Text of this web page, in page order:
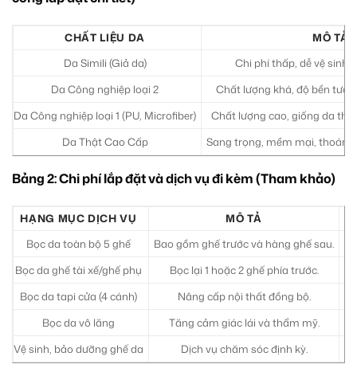
CHẤT LIỆU DA
MÔ TẢ
Da Simili (Giả da)
Chi phí thấp, dễ vệ sinh,
Da Công nghiệp loại 2
Chất lượng khá, độ bền
Da Công nghiệp loại 1 (PU, Microfiber)
Chất lượng cao, giống da
Da Thật Cao Cấp
Sang trọng, mềm mại, thoáng
Bảng 2: Chi phí lắp đặt và dịch vụ đi kèm (Tham khảo)
HẠNG MỤC DỊCH VỤ MÔ TẢ
Bọc da toàn bộ 5 ghế
Bao gồm ghế trước và hàng ghế sau.
Bọc da ghế tài xế/ghế phụ
Bọc lại 1 hoặc 2 ghế phía trước.
Bọc da tapi cửa (4 cánh)
Nâng cấp nội thất đồng bộ.
Bọc da vô lăng
Tăng cảm giác lái và thẩm mỹ.
Vệ sinh, bảo dưỡng ghế da
Dịch vụ chăm sóc định kỳ.